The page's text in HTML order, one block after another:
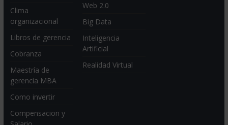
Clima
organizacional
Libros de gerencia
Cobranza
Maestría de
gerencia MBA
Como invertir
Compensacion y
Web 2.0
Big Data
Inteligencia
Artificial
Realidad Virtual